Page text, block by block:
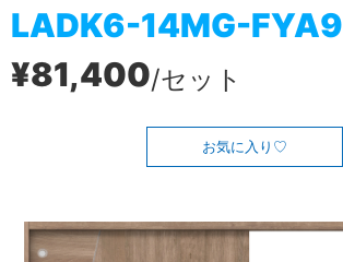
LADK6-14MG-FYA9
¥81,400/セット
お気に入り